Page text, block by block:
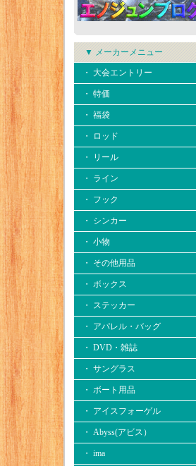
▼ メーカーメニュー
・ 大会エントリー
・ 特価
・ 福袋
・ ロッド
・ リール
・ ライン
・ フック
・ シンカー
・ 小物
・ その他用品
・ ボックス
・ ステッカー
・ アパレル・バッグ
・ DVD・雑誌
・ サングラス
・ ボート用品
・ アイスフォーゲル
・ Abyss(アビス）
・ ima